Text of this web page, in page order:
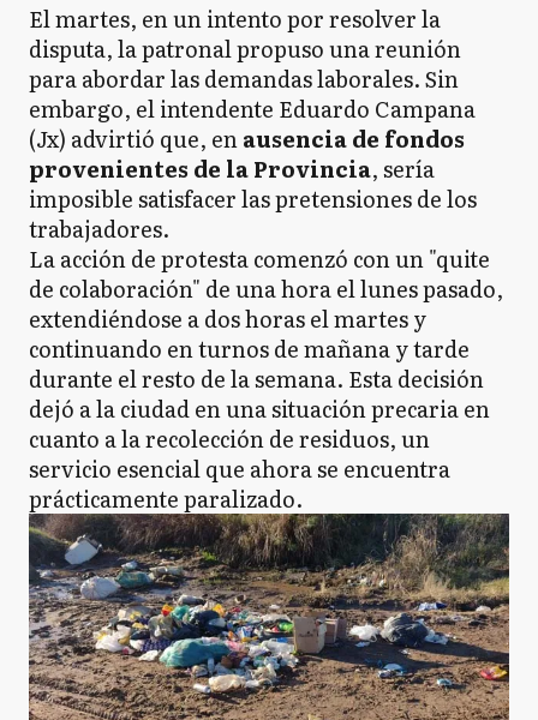
El martes, en un intento por resolver la
disputa, la patronal propuso una reunión
para abordar las demandas laborales. Sin
embargo, el intendente Eduardo Campana
(Jx) advirtió que, enausencia de fondos
provenientes de la Provincia, sería
imposible satisfacer las pretensiones de los
trabajadores.
La acción de protesta comenzó con un "quite
de colaboración" de una hora el lunes pasado,
extendiéndose a dos horas el martes y
continuando en turnos de mañana y tarde
durante el resto de la semana. Esta decisión
dejó a la ciudad en una situación precaria en
cuanto a la recolección de residuos, un
servicio esencial que ahora se encuentra
prácticamente paralizado.